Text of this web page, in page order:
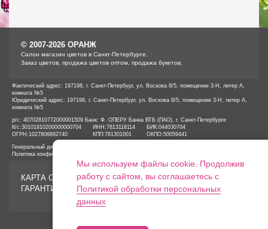
© 2007-2026 ОРАНЖ
Cалон магазин цветов в Санкт-Петербурге.
Заказ цветов, продажа цветов оптом, продажа букетов.
Фактический адрес: 197198, г. Санкт-Петербург, ул. Воскова 8/5, помещение 3-Н, литер А,
комната №5
Юридический адрес: 197198, г. Санкт-Петербург, ул. Воскова 8/5, помещение 3-Н, литер А,
комната №5
р/с: 40702810772000001509 Банк: Ф. ОПЕРУ Банка ВТБ (ПАО), г. Санкт-Петербурге
К/с:30101810200000000704 ИНН:7813118114 БИК:044030704
ОГРН: 1027806892740 КПП:781301001 ОКПО:50059441
Генеральный директор ООО «ОРАНЖ» Иванов А.Е.
Политика конфиденциальности
КАРТА САЙТА
ГАРАНТИИ
Мы используем файлы cookie. Продолжив
работу с сайтом, вы соглашаетесь с
Политикой обработки персональных
данных